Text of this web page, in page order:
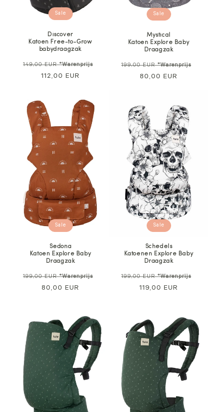
Sale
Discover
Katoen Free-to-Grow
babydraagzak
Normale
149,00 EUR*Warenprijs
Verkoopprijs
112,00 EUR
Sale
Mystical
Katoen Explore Baby
Draagzak
Normale
199,00 EUR*Warenprijs
80,00 EUR
Sale
Sedona
Katoen Explore Baby
Draagzak
Normale
199,00 EUR*Warenprijs
Verkoopprijs
80,00 EUR
Sale
Schedels
Katoenen Explore Baby
Draagzak
Normale
199,00 EUR*Warenprijs
119,00 EUR